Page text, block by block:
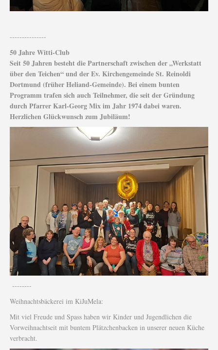
---------------
50 Jahre Witti-Club
Seit 50 Jahren besteht die Partnerschaft zwischen der „Werkstatt
über den Teichen“ und der Ev. Kirchengemeinde St. Reinoldi
Dortmund (früher Heliand-Gemeinde). Bei einem bunten
Programm trafen sich auch Teilnehmer, die seit der Gründung
durch Pfarrer Karl-Georg Mix im Jahr 1974 dabei waren.
Herzlichen Glückwunsch zum Jubiläum!
--------
Weihnachtsbäckerei im KiJuMela:
Mit viel Freude und Spass haben wir Kinder und Jugendlichen die
Vorweihnachtseit mit buntem Plätzchenbacken in unserer neuen Küche
verbracht.